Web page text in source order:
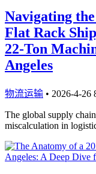
Navigating
Flat Rack
22-Ton
Angeles
物流运输 • 2026-4-26
The global supply
miscalculation in